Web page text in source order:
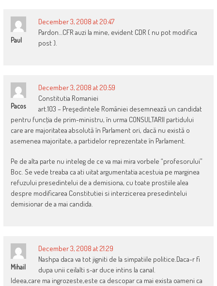
Paul
December 3, 2008 at 20:47
Pardon…CFR auzi la mine, evident CDR ( nu pot modifica
post ).
Pacos
December 3, 2008 at 20:59
Constitutia Romaniei
art.103 – Preşedintele României desemnează un candidat
pentru funcţia de prim-ministru, în urma CONSULTARII partidului
care are majoritatea absolută în Parlament ori, dacă nu există o
asemenea majoritate, a partidelor reprezentate în Parlament.
Pe de alta parte nu inteleg de ce va mai mira vorbele “profesorului”
Boc. Se vede treaba ca ati uitat argumentatia acestuia pe marginea
refuzului presedintelui de a demisiona, cu toate prostiile alea
despre modificarea Constitutiei si interzicerea presedintelui
demisionar de a mai candida.
Mihail
December 3, 2008 at 21:29
Nashpa daca va tot jigniti de la simpatiile politice.Daca-r fi
dupa unii ceilalti s-ar duce intins la canal.
Ideea,care ma ingrozeste,este ca descopar ca mai exista oameni ca